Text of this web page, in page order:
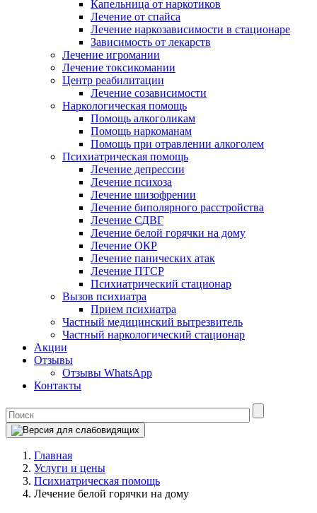
Капельница от наркотиков
Лечение от спайса
Лечение наркозависимости в стационаре
Зависимость от лекарств
Лечение игромании
Лечение токсикомании
Центр реабилитации
Лечение созависимости
Наркологическая помощь
Помощь алкоголикам
Помощь наркоманам
Помощь при отравлении алкоголем
Психиатрическая помощь
Лечение депрессии
Лечение психоза
Лечение шизофрении
Лечение биполярного расстройства
Лечение СДВГ
Лечение белой горячки на дому
Лечение ОКР
Лечение панических атак
Лечение ПТСР
Психиатрический стационар
Вызов психиатра
Прием психиатра
Частный медицинский вытрезвитель
Частный наркологический стационар
Акции
Отзывы
Отзывы WhatsApp
Контакты
Главная
Услуги и цены
Психиатрическая помощь
Лечение белой горячки на дому